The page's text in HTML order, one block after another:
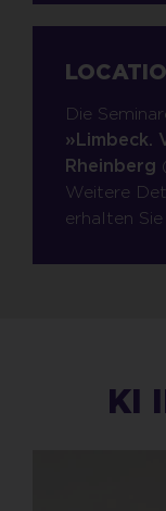
Die
»Limbeck.
Rheinberg
Weitere
erhalten
KI